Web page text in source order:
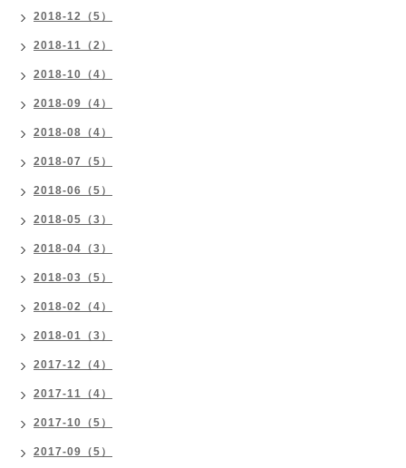
2018-12（5）
2018-11（2）
2018-10（4）
2018-09（4）
2018-08（4）
2018-07（5）
2018-06（5）
2018-05（3）
2018-04（3）
2018-03（5）
2018-02（4）
2018-01（3）
2017-12（4）
2017-11（4）
2017-10（5）
2017-09（5）